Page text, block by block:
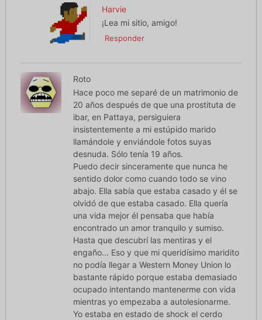
Harvie
¡Lea mi sitio, amigo!
Responder
Roto
Hace poco me separé de un matrimonio de
20 años después de que una prostituta de
ibar, en Pattaya, persiguiera
insistentemente a mi estúpido marido
llamándole y enviándole fotos suyas
desnuda. Sólo tenía 19 años.
Puedo decir sinceramente que nunca he
sentido dolor como cuando todo se vino
abajo. Ella sabía que estaba casado y él se
olvidó de que estaba casado. Ella quería
una vida mejor él pensaba que había
encontrado un amor tranquilo y sumiso.
Hasta que descubrí las mentiras y el
engaño... Eso y que mi queridísimo maridito
no podía llegar a Western Money Union lo
bastante rápido porque estaba demasiado
ocupado intentando mantenerme con vida
mientras yo empezaba a autolesionarme.
Yo estaba en estado de shock el cerdo